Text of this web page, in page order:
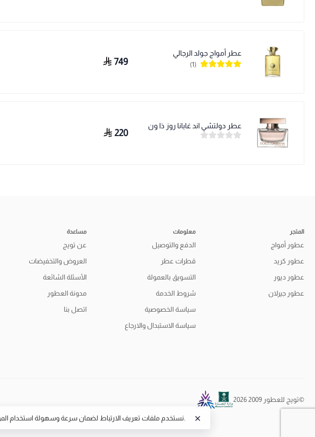
عطر أمواج جولد الرجالي
(1)
749
عطر دولتشي اند غابانا روز ذا ون
220
المتجر
عطور أمواج
عطور كريد
عطور ديور
عطور جيرلان
معلومات
الدفع والتوصيل
قطرات عطر
التسويق بالعمولة
شروط الخدمة
سياسة الخصوصية
سياسة الاستبدال والارجاع
مساعدة
عن تويج
العروض والتخفيضات
الأسئلة الشائعة
مدونة العطور
اتصل بنا
©تويج للعطور 2009 2026
نستخدم ملفات تعريف الارتباط لضمان سرعة وسهولة استخدام.